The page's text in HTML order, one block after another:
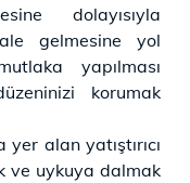
dolayısıyla
gelmesine yol
yapılması
korumak
alan yatıştırıcı
ve uykuya dalmak